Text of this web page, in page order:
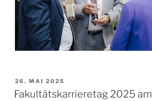
VERÖFFENTLICHT
AM
26. MAI 2025
Fakultätskarrieretag 2025 am